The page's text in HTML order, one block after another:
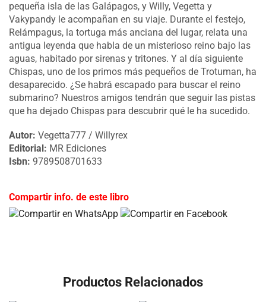
pequeña isla de las Galápagos, y Willy, Vegetta y
Vakypandy le acompañan en su viaje. Durante el festejo,
Relámpagus, la tortuga más anciana del lugar, relata una
antigua leyenda que habla de un misterioso reino bajo las
aguas, habitado por sirenas y tritones. Y al día siguiente
Chispas, uno de los primos más pequeños de Trotuman, ha
desaparecido. ¿Se habrá escapado para buscar el reino
submarino? Nuestros amigos tendrán que seguir las pistas
que ha dejado Chispas para descubrir qué le ha sucedido.
Autor: Vegetta777 / Willyrex
Editorial: MR Ediciones
Isbn: 9789508701633
Compartir info. de este libro
Productos Relacionados